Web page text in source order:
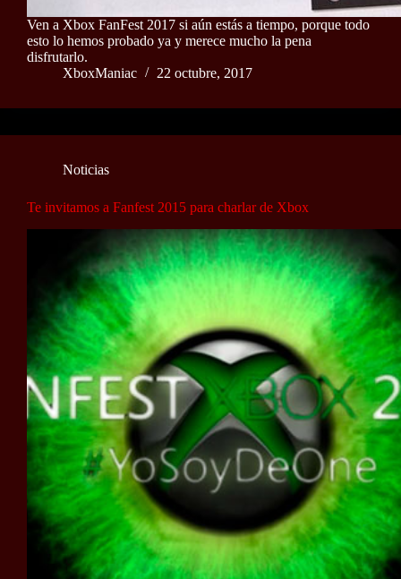
Ven a Xbox FanFest 2017 si aún estás a tiempo, porque todo
esto lo hemos probado ya y merece mucho la pena
disfrutarlo.
XboxManiac
22 octubre, 2017
Noticias
Te invitamos a Fanfest 2015 para charlar de Xbox